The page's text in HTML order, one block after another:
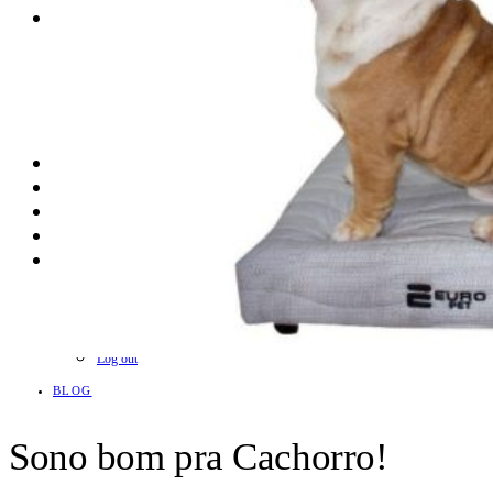
Log out
BLOG
Sono bom pra Cachorro!